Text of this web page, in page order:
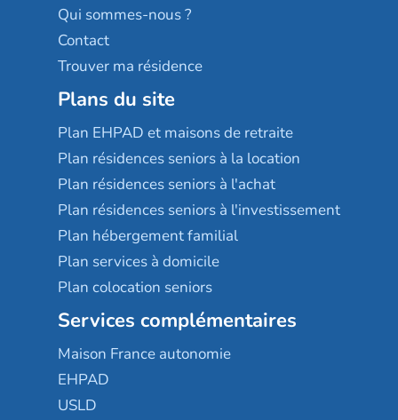
Qui sommes-nous ?
Contact
Trouver ma résidence
Plans du site
Plan EHPAD et maisons de retraite
Plan résidences seniors à la location
Plan résidences seniors à l'achat
Plan résidences seniors à l'investissement
Plan hébergement familial
Plan services à domicile
Plan colocation seniors
Services complémentaires
Maison France autonomie
EHPAD
USLD